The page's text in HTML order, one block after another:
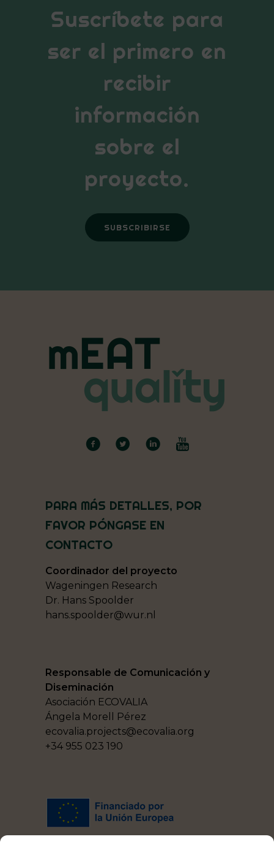
Suscríbete para
ser el primero en
recibir
información
sobre el
proyecto.
SUBSCRIBIRSE
PARA MÁS DETALLES, POR
FAVOR PÓNGASE EN
CONTACTO
Coordinador del proyecto
Wageningen Research
Dr. Hans Spoolder
hans.spoolder@wur.nl
Responsable de Comunicación y
Diseminación
Asociación ECOVALIA
Ángela Morell Pérez
ecovalia.projects@ecovalia.org
+34 955 023 190